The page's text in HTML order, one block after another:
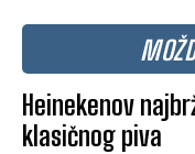
Heinekenov
klasičnog piva